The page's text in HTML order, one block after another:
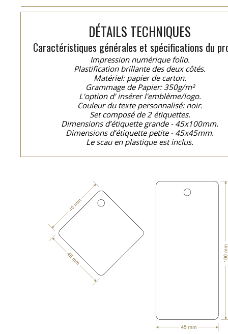
DÉTAILS TECHNIQUES
Caractéristiques générales et spécifications du
Impression numérique folio.
Plastification brillante des deux côtés.
Matériel: papier de carton.
Grammage de Papier: 350g/m²
L'option d' insérer l'emblème/logo.
Couleur du texte personnalisé: noir.
Set composé de 2 étiquettes.
Dimensions d’étiquette grande - 45x100mm.
Dimensions d’étiquette petite - 45x45mm.
Le scau en plastique est inclus.